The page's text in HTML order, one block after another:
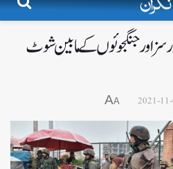
اور جنگجوئوں کے مابین شوٹ
2021-
A
A